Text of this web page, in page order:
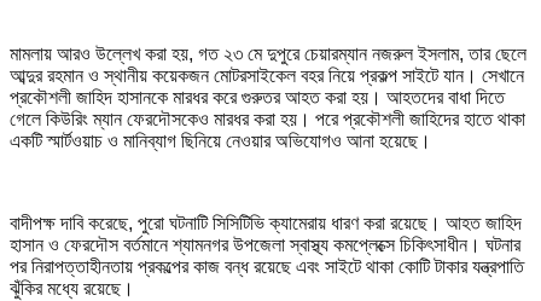
মামলায় আরও উল্লেখ করা হয়, গত ২৩ মে দুপুরে চেয়ারম্যান নজরুল ইসলাম, তার ছেলে
আব্দুর রহমান ও স্থানীয় কয়েকজন মোটরসাইকেল বহর নিয়ে প্রকল্প সাইটে যান। সেখানে
প্রকৌশলী জাহিদ হাসানকে মারধর করে গুরুতর আহত করা হয়। আহতদের বাধা দিতে
গেলে কিউরিং ম্যান ফেরদৌসকেও মারধর করা হয়। পরে প্রকৌশলী জাহিদের হাতে থাকা
একটি স্মার্টওয়াচ ও মানিব্যাগ ছিনিয়ে নেওয়ার অভিযোগও আনা হয়েছে।
বাদীপক্ষ দাবি করেছে, পুরো ঘটনাটি সিসিটিভি ক্যামেরায় ধারণ করা রয়েছে। আহত জাহিদ
হাসান ও ফেরদৌস বর্তমানে শ্যামনগর উপজেলা স্বাস্থ্য কমপ্লেক্সে চিকিৎসাধীন। ঘটনার
পর নিরাপত্তাহীনতায় প্রকল্পের কাজ বন্ধ রয়েছে এবং সাইটে থাকা কোটি টাকার যন্ত্রপাতি
ঝুঁকির মধ্যে রয়েছে।